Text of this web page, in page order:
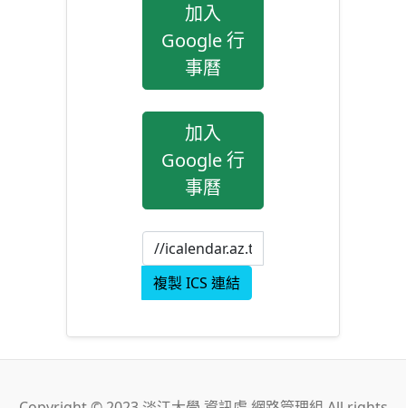
加入
Google 行
事曆
加入
Google 行
事曆
複製 ICS 連結